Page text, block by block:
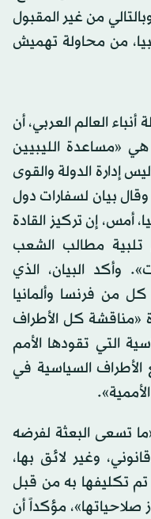
من غير المقبول
من محاولة تهميش
العالم العربي، أن
هي «مساعدة الليبيين
إدارة الدولة والقوى
بيان لسفارات دول
أمس، إن تركيز القادة
مطالب الشعب
وأكد البيان، الذي
من فرنسا وألمانيا
«مناقشة كل الأطراف
التي تقودها الأمم
السياسية في
تسعى البعثة لفرضه
وغير لائق بها،
تكليفها به من قبل
مؤكداً أن